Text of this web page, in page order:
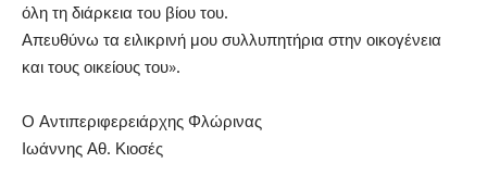
όλη τη διάρκεια του βίου του.
Απευθύνω τα ειλικρινή μου συλλυπητήρια στην οικογένεια
και τους οικείους του».
Ο Αντιπεριφερειάρχης Φλώρινας
Ιωάννης Αθ. Κιοσές